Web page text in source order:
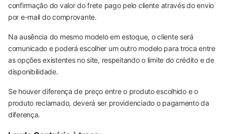
confirmação do valor do frete pago pelo cliente através do envio
por e-mail do comprovante.
Na ausência do mesmo modelo em estoque, o cliente será
comunicado e poderá escolher um outro modelo para troca entre
as opções existentes no site, respeitando o limite do crédito e de
disponibilidade.
Se houver diferença de preço entre o produto escolhido e o
produto reclamado, deverá ser providenciado o pagamento da
diferença.